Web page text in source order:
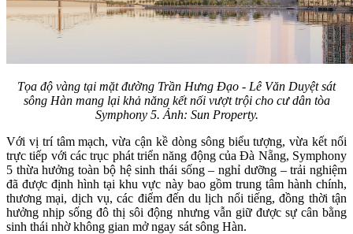
Tọa độ vàng tại mặt đường Trần Hưng Đạo - Lê Văn Duyệt sát
sông Hàn mang lại khả năng kết nối vượt trội cho cư dân tòa
Symphony 5. Ảnh: Sun Property.
Với vị trí tâm mạch, vừa cận kề dòng sông biểu tượng, vừa kết nối
trực tiếp với các trục phát triển năng động của Đà Nẵng, Symphony
5 thừa hưởng toàn bộ hệ sinh thái sống – nghỉ dưỡng – trải nghiệm
đã được định hình tại khu vực này bao gồm trung tâm hành chính,
thương mại, dịch vụ, các điểm đến du lịch nổi tiếng, đồng thời tận
hưởng nhịp sống đô thị sôi động nhưng vẫn giữ được sự cân bằng
sinh thái nhờ không gian mở ngay sát sông Hàn.